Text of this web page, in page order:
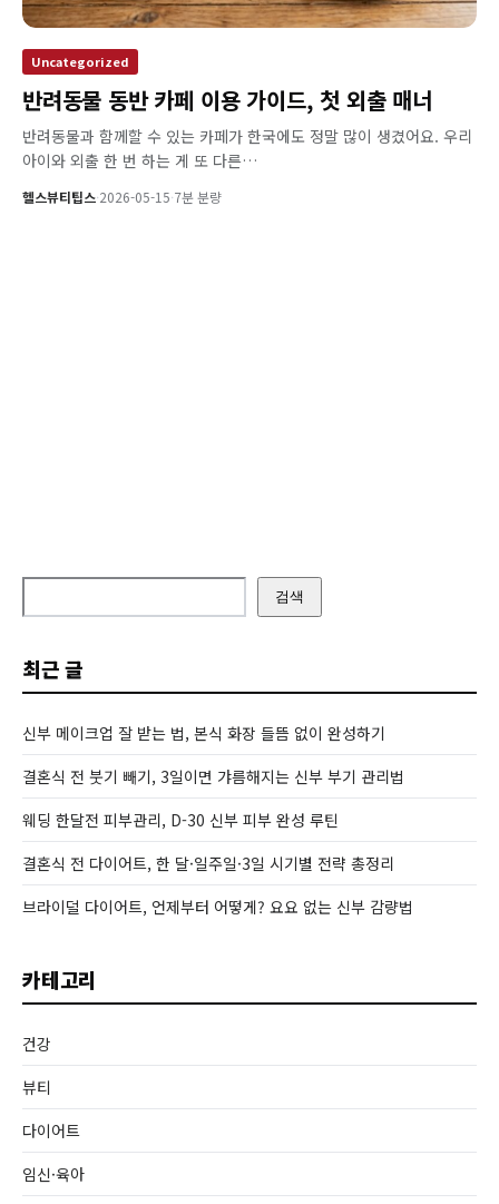
Uncategorized
반려동물 동반 카페 이용 가이드, 첫 외출 매너
반려동물과 함께할 수 있는 카페가 한국에도 정말 많이 생겼어요. 우리
아이와 외출 한 번 하는 게 또 다른…
헬스뷰티팁스·2026-05-15·7분 분량
검색
최근 글
신부 메이크업 잘 받는 법, 본식 화장 들뜸 없이 완성하기
결혼식 전 붓기 빼기, 3일이면 갸름해지는 신부 부기 관리법
웨딩 한달전 피부관리, D-30 신부 피부 완성 루틴
결혼식 전 다이어트, 한 달·일주일·3일 시기별 전략 총정리
브라이덜 다이어트, 언제부터 어떻게? 요요 없는 신부 감량법
카테고리
건강
뷰티
다이어트
임신·육아